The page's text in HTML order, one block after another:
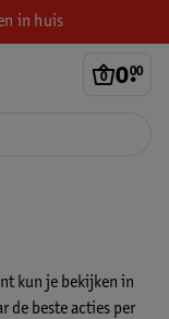
in huis
0.
00
kun je bekijken in
de beste acties per